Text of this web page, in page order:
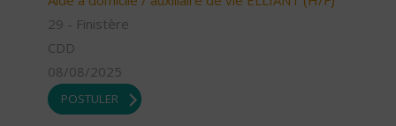
29 - Finistère
CDD
08/08/2025
POSTULER